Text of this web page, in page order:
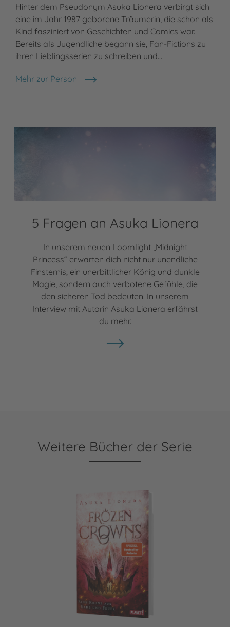
Hinter dem Pseudonym Asuka Lionera verbirgt sich
eine im Jahr 1987 geborene Träumerin, die schon als
Kind fasziniert von Geschichten und Comics war.
Bereits als Jugendliche begann sie, Fan-Fictions zu
ihren Lieblingsserien zu schreiben und…
Mehr zur Person
Asuka Lionera
5 Fragen an Asuka Lionera
In unserem neuen Loomlight „Midnight
Princess“ erwarten dich nicht nur unendliche
Finsternis, ein unerbittlicher König und dunkle
Magie, sondern auch verbotene Gefühle, die
den sicheren Tod bedeuten! In unserem
Interview mit Autorin Asuka Lionera erfährst
du mehr.
Weitere Bücher der Serie